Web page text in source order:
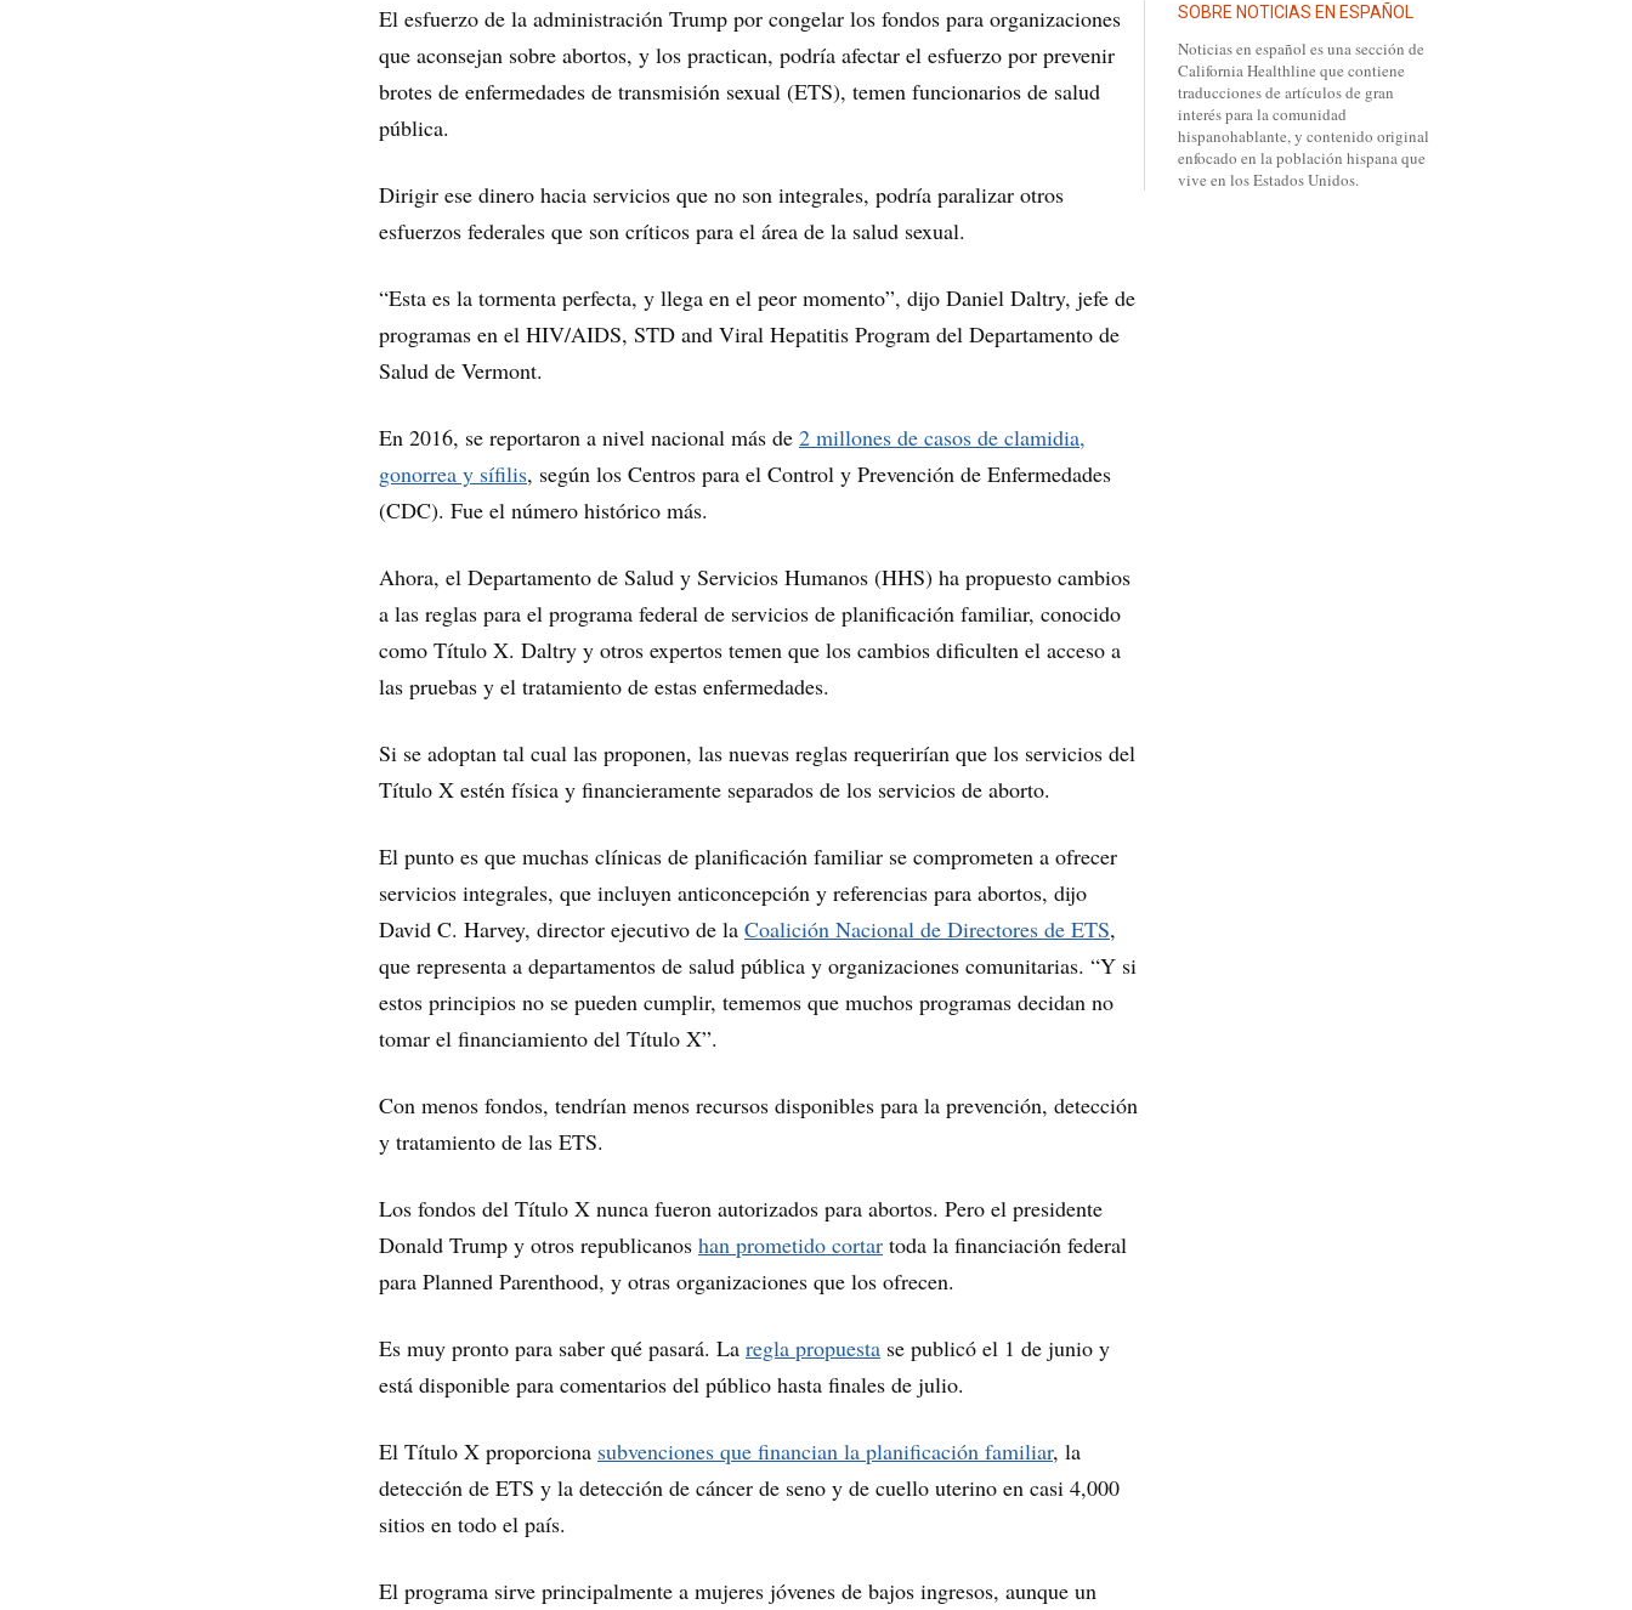
SOBRE NOTICIAS EN ESPAÑOL
Noticias en español es una sección de
California Healthline que contiene
traducciones de artículos de gran
interés para la comunidad
hispanohablante, y contenido original
enfocado en la población hispana que
vive en los Estados Unidos.
El esfuerzo de la administración Trump por congelar los fondos para organizaciones
que aconsejan sobre abortos, y los practican, podría afectar el esfuerzo por prevenir
brotes de enfermedades de transmisión sexual (ETS), temen funcionarios de salud
pública.
Dirigir ese dinero hacia servicios que no son integrales, podría paralizar otros
esfuerzos federales que son críticos para el área de la salud sexual.
“Esta es la tormenta perfecta, y llega en el peor momento”, dijo Daniel Daltry, jefe de
programas en el HIV/AIDS, STD and Viral Hepatitis Program del Departamento de
Salud de Vermont.
En 2016, se reportaron a nivel nacional más de 2 millones de casos de clamidia,
gonorrea y sífilis, según los Centros para el Control y Prevención de Enfermedades
(CDC). Fue el número histórico más.
Ahora, el Departamento de Salud y Servicios Humanos (HHS) ha propuesto cambios
a las reglas para el programa federal de servicios de planificación familiar, conocido
como Título X. Daltry y otros expertos temen que los cambios dificulten el acceso a
las pruebas y el tratamiento de estas enfermedades.
Si se adoptan tal cual las proponen, las nuevas reglas requerirían que los servicios del
Título X estén física y financieramente separados de los servicios de aborto.
El punto es que muchas clínicas de planificación familiar se comprometen a ofrecer
servicios integrales, que incluyen anticoncepción y referencias para abortos, dijo
David C. Harvey, director ejecutivo de la Coalición Nacional de Directores de ETS,
que representa a departamentos de salud pública y organizaciones comunitarias. “Y si
estos principios no se pueden cumplir, tememos que muchos programas decidan no
tomar el financiamiento del Título X”.
Con menos fondos, tendrían menos recursos disponibles para la prevención, detección
y tratamiento de las ETS.
Los fondos del Título X nunca fueron autorizados para abortos. Pero el presidente
Donald Trump y otros republicanos han prometido cortar toda la financiación federal
para Planned Parenthood, y otras organizaciones que los ofrecen.
Es muy pronto para saber qué pasará. La regla propuesta se publicó el 1 de junio y
está disponible para comentarios del público hasta finales de julio.
El Título X proporciona subvenciones que financian la planificación familiar, la
detección de ETS y la detección de cáncer de seno y de cuello uterino en casi 4,000
sitios en todo el país.
El programa sirve principalmente a mujeres jóvenes de bajos ingresos, aunque un